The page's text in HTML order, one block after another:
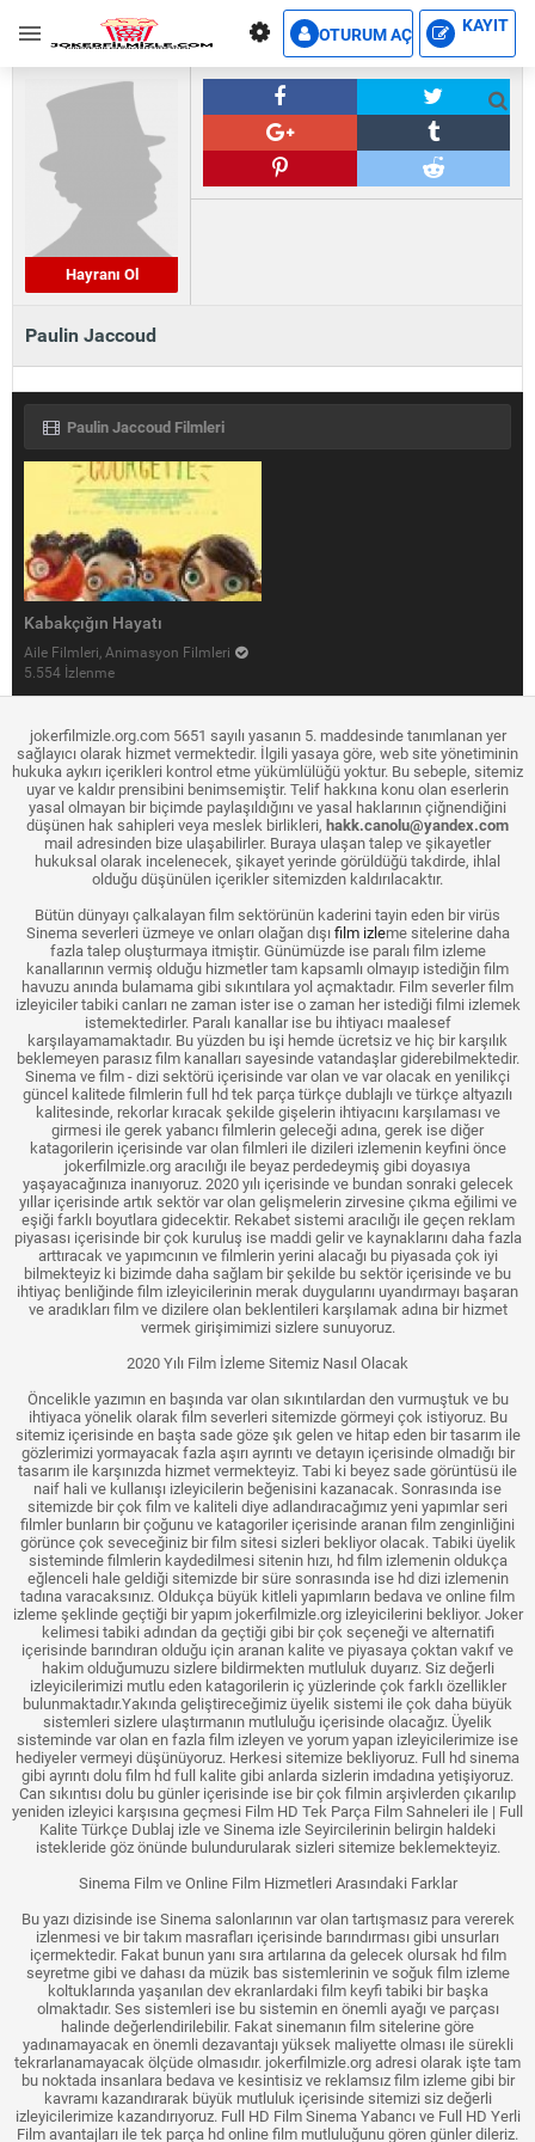
OTURUM AÇ KAYIT
Hayranı Ol
Paulin Jaccoud
Paulin Jaccoud Filmleri
Kabakçığın Hayatı
Aile Filmleri, Animasyon Filmleri
5.554 İzlenme
jokerfilmizle.org.com 5651 sayılı yasanın 5. maddesinde tanımlanan yer
sağlayıcı olarak hizmet vermektedir. İlgili yasaya göre, web site yönetiminin
hukuka aykırı içerikleri kontrol etme yükümlülüğü yoktur. Bu sebeple, sitemiz
uyar ve kaldır prensibini benimsemiştir. Telif hakkına konu olan eserlerin
yasal olmayan bir biçimde paylaşıldığını ve yasal haklarının çiğnendiğini
düşünen hak sahipleri veya meslek birlikleri, hakk.canolu@yandex.com
mail adresinden bize ulaşabilirler. Buraya ulaşan talep ve şikayetler
hukuksal olarak incelenecek, şikayet yerinde görüldüğü takdirde, ihlal
olduğu düşünülen içerikler sitemizden kaldırılacaktır.
Bütün dünyayı çalkalayan film sektörünün kaderini tayin eden bir virüs
Sinema severleri üzmeye ve onları olağan dışı film izleme sitelerine daha
fazla talep oluşturmaya itmiştir. Günümüzde ise paralı film izleme
kanallarının vermiş olduğu hizmetler tam kapsamlı olmayıp istediğin film
havuzu anında bulamama gibi sıkıntılara yol açmaktadır. Film severler film
izleyiciler tabiki canları ne zaman ister ise o zaman her istediği filmi izlemek
istemektedirler. Paralı kanallar ise bu ihtiyacı maalesef
karşılayamamaktadır. Bu yüzden bu işi hemde ücretsiz ve hiç bir karşılık
beklemeyen parasız film kanalları sayesinde vatandaşlar giderebilmektedir.
Sinema ve film - dizi sektörü içerisinde var olan ve var olacak en yenilikçi
güncel kalitede filmlerin full hd tek parça türkçe dublajlı ve türkçe altyazılı
kalitesinde, rekorlar kıracak şekilde gişelerin ihtiyacını karşılaması ve
girmesi ile gerek yabancı filmlerin geleceği adına, gerek ise diğer
katagorilerin içerisinde var olan filmleri ile dizileri izlemenin keyfini önce
jokerfilmizle.org aracılığı ile beyaz perdedeymiş gibi doyasıya
yaşayacağınıza inanıyoruz. 2020 yılı içerisinde ve bundan sonraki gelecek
yıllar içerisinde artık sektör var olan gelişmelerin zirvesine çıkma eğilimi ve
eşiği farklı boyutlara gidecektir. Rekabet sistemi aracılığı ile geçen reklam
piyasası içerisinde bir çok kuruluş ise maddi gelir ve kaynaklarını daha fazla
arttıracak ve yapımcının ve filmlerin yerini alacağı bu piyasada çok iyi
bilmekteyiz ki bizimde daha sağlam bir şekilde bu sektör içerisinde ve bu
ihtiyaç benliğinde film izleyicilerinin merak duygularını uyandırmayı başaran
ve aradıkları film ve dizilere olan beklentileri karşılamak adına bir hizmet
vermek girişimimizi sizlere sunuyoruz.
2020 Yılı Film İzleme Sitemiz Nasıl Olacak
Öncelikle yazımın en başında var olan sıkıntılardan den vurmuştuk ve bu
ihtiyaca yönelik olarak film severleri sitemizde görmeyi çok istiyoruz. Bu
sitemiz içerisinde en başta sade göze şık gelen ve hitap eden bir tasarım ile
gözlerimizi yormayacak fazla aşırı ayrıntı ve detayın içerisinde olmadığı bir
tasarım ile karşınızda hizmet vermekteyiz. Tabi ki beyez sade görüntüsü ile
naif hali ve kullanışı izleyicilerin beğenisini kazanacak. Sonrasında ise
sitemizde bir çok film ve kaliteli diye adlandıracağımız yeni yapımlar seri
filmler bunların bir çoğunu ve katagoriler içerisinde aranan film zenginliğini
görünce çok seveceğiniz bir film sitesi sizleri bekliyor olacak. Tabiki üyelik
sisteminde filmlerin kaydedilmesi sitenin hızı, hd film izlemenin oldukça
eğlenceli hale geldiği sitemizde bir süre sonrasında ise hd dizi izlemenin
tadına varacaksınız. Oldukça büyük kitleli yapımların bedava ve online film
izleme şeklinde geçtiği bir yapım jokerfilmizle.org izleyicilerini bekliyor. Joker
kelimesi tabiki adından da geçtiği gibi bir çok seçeneği ve alternatifi
içerisinde barındıran olduğu için aranan kalite ve piyasaya çoktan vakıf ve
hakim olduğumuzu sizlere bildirmekten mutluluk duyarız. Siz değerli
izleyicilerimizi mutlu eden katagorilerin iç yüzlerinde çok farklı özellikler
bulunmaktadır.Yakında geliştireceğimiz üyelik sistemi ile çok daha büyük
sistemleri sizlere ulaştırmanın mutluluğu içerisinde olacağız. Üyelik
sisteminde var olan en fazla film izleyen ve yorum yapan izleyicilerimize ise
hediyeler vermeyi düşünüyoruz. Herkesi sitemize bekliyoruz. Full hd sinema
gibi ayrıntı dolu film hd full kalite gibi anlarda sizlerin imdadına yetişiyoruz.
Can sıkıntısı dolu bu günler içerisinde ise bir çok filmin arşivlerden çıkarılıp
yeniden izleyici karşısına geçmesi Film HD Tek Parça Film Sahneleri ile | Full
Kalite Türkçe Dublaj izle ve Sinema izle Seyircilerinin belirgin haldeki
istekleride göz önünde bulundurularak sizleri sitemize beklemekteyiz.
Sinema Film ve Online Film Hizmetleri Arasındaki Farklar
Bu yazı dizisinde ise Sinema salonlarının var olan tartışmasız para vererek
izlenmesi ve bir takım masrafları içerisinde barındırması gibi unsurları
içermektedir. Fakat bunun yanı sıra artılarına da gelecek olursak hd film
seyretme gibi ve dahası da müzik bas sistemlerinin ve soğuk film izleme
koltuklarında yaşanılan dev ekranlardaki film keyfi tabiki bir başka
olmaktadır. Ses sistemleri ise bu sistemin en önemli ayağı ve parçası
halinde değerlendirilebilir. Fakat sinemanın film sitelerine göre
yadınamayacak en önemli dezavantajı yüksek maliyette olması ile sürekli
tekrarlanamayacak ölçüde olmasıdır. jokerfilmizle.org adresi olarak işte tam
bu noktada insanlara bedava ve kesintisiz ve reklamsız film izleme gibi bir
kavramı kazandırarak büyük mutluluk içerisinde sitemizi siz değerli
izleyicilerimize kazandırıyoruz. Full HD Film Sinema Yabancı ve Full HD Yerli
Film avantajları ile tek parça hd online film mutluluğunu gören günler dileriz.